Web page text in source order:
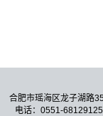
合肥市瑶海区龙子湖路
电话：0551-